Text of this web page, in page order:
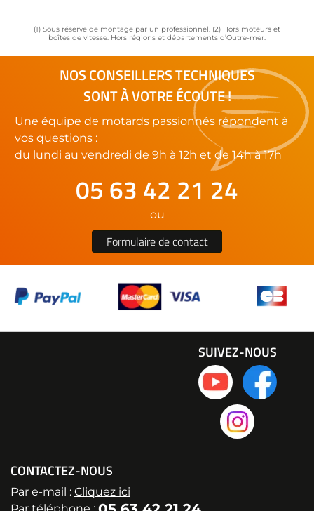
(1) Sous réserve de montage par un professionnel. (2) Hors moteurs et
boîtes de vitesse. Hors régions et départements d’Outre-mer.
NOS CONSEILLERS TECHNIQUES
SONT À VOTRE ÉCOUTE !
Une équipe de motards passionnés répondent à
vos questions :
du lundi au vendredi de 9h à 12h et de 14h à 17h
05 63 42 21 24
ou
Formulaire de contact
CONTACTEZ-NOUS
Par e-mail : Cliquez ici
SUIVEZ-NOUS